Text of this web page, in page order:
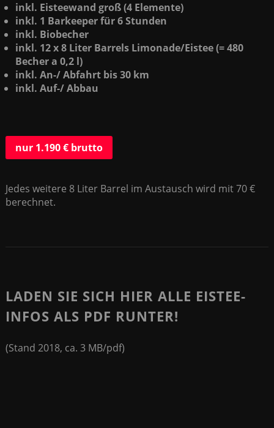
inkl. Eisteewand groß (4 Elemente)
inkl. 1 Barkeeper für 6 Stunden
inkl. Biobecher
inkl. 12 x 8 Liter Barrels Limonade/Eistee (= 480
Becher a 0,2 l)
inkl. An-/ Abfahrt bis 30 km
inkl. Auf-/ Abbau
nur 1.190 € brutto
Jedes weitere 8 Liter Barrel im Austausch wird mit 70 €
berechnet.
LADEN SIE SICH HIER ALLE EISTEE-
INFOS ALS PDF RUNTER!
(Stand 2018, ca. 3 MB/pdf)